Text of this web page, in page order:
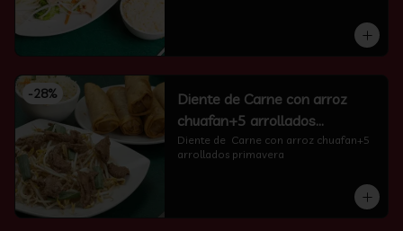
-28%
Diente de Carne con arroz
chuafan+5 arrollados
primavera
Diente de  Carne con arroz chuafan+5
arrollados primavera